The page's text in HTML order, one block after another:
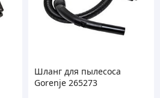
Шланг для пылесоса
Gorenje 265273